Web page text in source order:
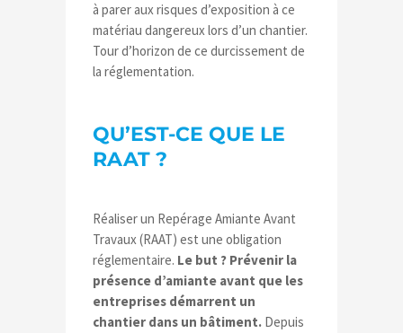
à parer aux risques d’exposition à ce
matériau dangereux lors d’un chantier.
Tour d’horizon de ce durcissement de
la réglementation.
QU’EST-CE QUE LE
RAAT ?
Réaliser un Repérage Amiante Avant
Travaux (RAAT) est une obligation
réglementaire. Le but ? Prévenir la
présence d’amiante avant que les
entreprises démarrent un
chantier dans un bâtiment. Depuis